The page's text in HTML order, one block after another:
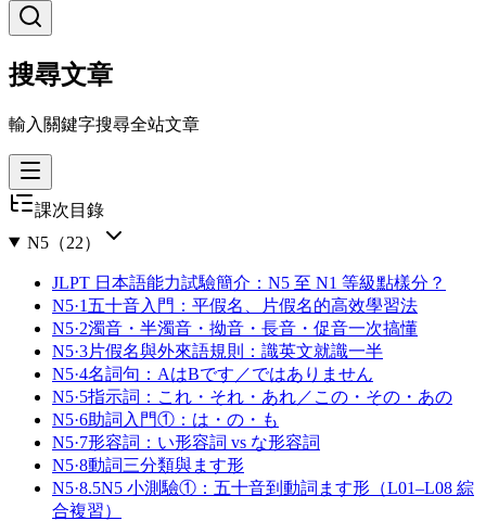
搜尋文章
輸入關鍵字搜尋全站文章
課次目錄
N5（22）
JLPT 日本語能力試驗簡介：N5 至 N1 等級點樣分？
N5·1 五十音入門：平假名、片假名的高效學習法
N5·2濁音・半濁音・拗音・長音・促音一次搞懂
N5·3片假名與外來語規則：識英文就識一半
N5·4名詞句：AはBです／ではありません
N5·5指示詞：これ・それ・あれ／この・その・あの
N5·6助詞入門①：は・の・も
N5·7形容詞：い形容詞 vs な形容詞
N5·8動詞三分類與ます形
N5·8.5N5 小測驗①：五十音到動詞ます形（L01–L08 綜
合複習）